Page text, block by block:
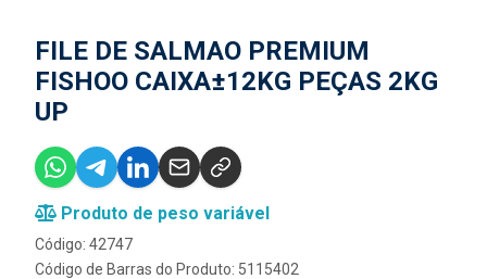
FILE DE SALMAO PREMIUM
FISHOO CAIXA±12KG PEÇAS 2KG
UP
Produto de peso variável
Código: 42747
Código de Barras do Produto: 5115402